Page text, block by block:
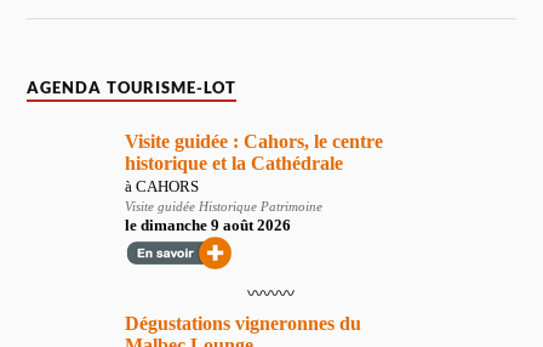
AGENDA TOURISME-LOT